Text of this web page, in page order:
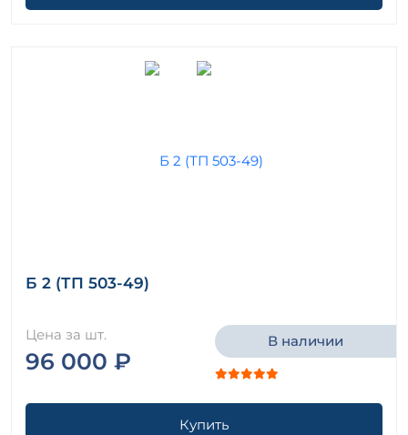
Б 2 (ТП 503-49)
Цена за шт.
96 000 ₽
В наличии
Купить